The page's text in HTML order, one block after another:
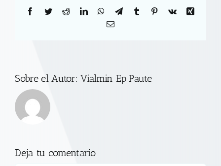
Facebook
TwitterRedditLinkedInWhatsApp
TelegramTumblr Pinterest
Vk
Xing
Correo
Sobre el Autor:Vialmin Ep Paute
Deja tu comentario